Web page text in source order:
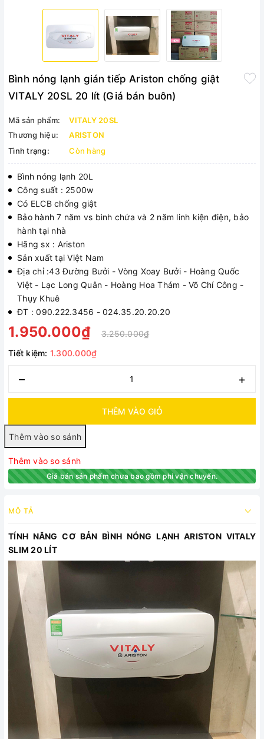
Bình nóng lạnh gián tiếp Ariston chống giật
VITALY 20SL 20 lít (Giá bán buôn)
Mã sản phẩm:
VITALY 20SL
Thương hiệu:
ARISTON
Tình trạng:
Còn hàng
Bình nóng lạnh 20L
Công suất : 2500w
Có ELCB chống giật
Bảo hành 7 năm vs bình chứa và 2 năm linh kiện điện, bảo
hành tại nhà
Hãng sx : Ariston
Sản xuất tại Việt Nam
Địa chỉ :43 Đường Bưởi - Vòng Xoay Bưởi - Hoàng Quốc
Việt - Lạc Long Quân - Hoàng Hoa Thám - Võ Chí Công -
Thụy Khuê
ĐT : 090.222.3456 - 024.35.20.20.20
1.950.000₫
3.250.000₫
Tiết kiệm: 1.300.000₫
– +
THÊM VÀO GIỎ
Thêm vào so sánh
Giá bán sản phẩm chưa bao gồm phí vận chuyển.
MÔ TẢ
TÍNH NĂNG CƠ BẢN BÌNH NÓNG LẠNH ARISTON VITALY
SLIM 20 LÍT